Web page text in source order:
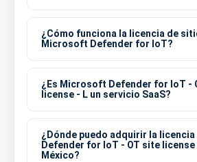
¿Cómo funciona la licencia de
Microsoft Defender for IoT?
¿Es Microsoft Defender for IoT -
license - L un servicio SaaS?
¿Dónde puedo adquirir la
Defender for IoT - OT site license
México?